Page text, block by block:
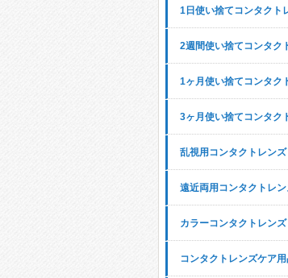
1日使い捨てコンタクト
2週間使い捨てコンタク
1ヶ月使い捨てコンタク
3ヶ月使い捨てコンタク
乱視用コンタクトレンズ
遠近両用コンタクトレ
カラーコンタクトレンズ
コンタクトレンズケア